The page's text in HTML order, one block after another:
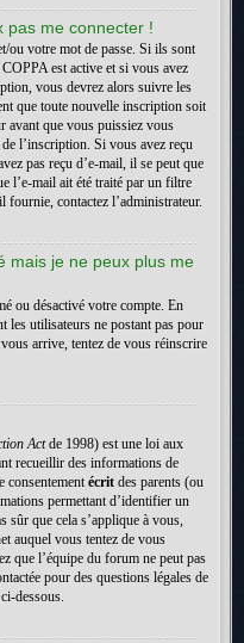
pas me connecter !
ou votre mot de passe. Si ils sont
est active et si vous avez
vous devrez alors suivre les
que toute nouvelle inscription soit
avant que vous puissiez vous
l’inscription. Si vous avez reçu
pas reçu d’e-mail, il se peut que
l’e-mail ait été traité par un filtre
fournie, contactez l’administrateur.
mais je ne peux plus me
ou désactivé votre compte. En
les utilisateurs ne postant pas pour
arrive, tentez de vous réinscrire
Actde 1998) est une loi aux
recueillir des informations de
consentementécrit des parents (ou
permettant d’identifier un
sûr que cela s’applique à vous,
auquel vous tentez de vous
que l’équipe du forum ne peut pas
pour des questions légales de
dessous.